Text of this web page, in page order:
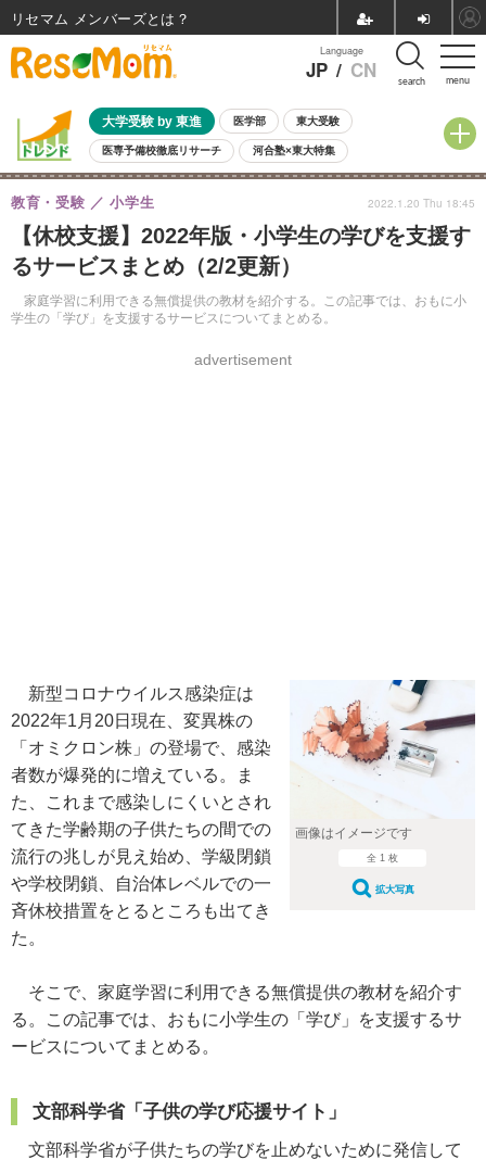
menu
Language
JP / CN search
大学受験 by 東進 医学部 東大受験
医専予備校徹底リサーチ 河合塾×東大特集
親子で考える大学選び 高校受験 中学受験 小学校受験
共通テスト 夏休み
8月開催イベント・WS 全国公立高校 過去問 人気記事
自由研究教材（小学生向け） 自由研究教材（中学生向け）
【休校支援】2022年版・小学生の学びを支援す
るサービスまとめ（2/2更新）
家庭学習に利用できる無償提供の教材を紹介する。この記事では、おもに小
学生の「学び」を支援するサービスについてまとめる。
教育・受験 小学生
advertisement
2022.1.20 Thu 18:45
画像はイメージです
全 1 枚
拡大写真
新型コロナウイルス感染症は
2022年1月20日現在、変異株の
「オミクロン株」の登場で、感染
者数が爆発的に増えている。ま
た、これまで感染しにくいとされ
てきた学齢期の子供たちの間での
流行の兆しが見え始め、学級閉鎖
や学校閉鎖、自治体レベルでの一
斉休校措置をとるところも出てき
た。
そこで、家庭学習に利用できる無償提供の教材を紹介す
る。この記事では、おもに小学生の「学び」を支援するサ
ービスについてまとめる。
文部科学省「子供の学び応援サイト」
文部科学省が子供たちの学びを止めないために発信して
リセマム メンバーズ